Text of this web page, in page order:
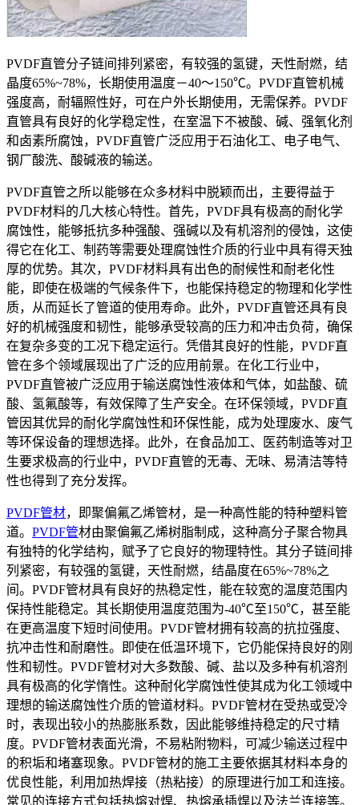
PVDF直管分子链间排列紧密，有较强的氢键，天性耐燃，结
晶度65%~78%，长期使用温度－40～150℃。PVDF直管机械
强度高，耐辐照性好，可在户外长期使用，无需保养。PVDF
直管具有良好的化学稳定性，在室温下不被酸、碱、强氧化剂
和卤素所腐蚀，PVDF直管广泛应用于石油化工、电子电气、
钢厂酸洗、酸碱液的输送。
PVDF直管之所以能够在众多材料中脱颖而出，主要得益于
PVDF材料的几大核心特性。首先，PVDF具有极高的耐化学
腐蚀性，能够抵抗多种强酸、强碱以及有机溶剂的侵蚀，这使
得它在化工、制药等需要处理腐蚀性介质的行业中具有得天独
厚的优势。其次，PVDF材料具有出色的耐候性和耐老化性
能，即使在极端的气候条件下，也能保持稳定的物理和化学性
质，从而延长了管道的使用寿命。此外，PVDF直管还具有良
好的机械强度和韧性，能够承受较高的压力和冲击负荷，确保
在复杂多变的工况下稳定运行。凭借其良好的性能，PVDF直
管在多个领域展现出了广泛的应用前景。在化工行业中，
PVDF直管被广泛应用于输送腐蚀性液体和气体，如盐酸、硫
酸、氢氟酸等，有效保障了生产安全。在环保领域，PVDF直
管因其优异的耐化学腐蚀性和环保性能，成为处理废水、废气
等环保设备的理想选择。此外，在食品加工、医药制造等对卫
生要求极高的行业中，PVDF直管的无毒、无味、易清洁等特
性也得到了充分发挥。
PVDF管材，即聚偏氟乙烯管材，是一种高性能的特种塑料管
道。 PVDF管材由聚偏氟乙烯树脂制成，这种高分子聚合物具
有独特的化学结构，赋予了它良好的物理特性。其分子链间排
列紧密，有较强的氢键，天性耐燃，结晶度在65%~78%之
间。PVDF管材具有良好的热稳定性，能在较宽的温度范围内
保持性能稳定。其长期使用温度范围为-40℃至150℃，甚至能
在更高温度下短时间使用。PVDF管材拥有较高的抗拉强度、
抗冲击性和耐磨性。即使在低温环境下，它仍能保持良好的刚
性和韧性。PVDF管材对大多数酸、碱、盐以及多种有机溶剂
具有极高的化学惰性。这种耐化学腐蚀性使其成为化工领域中
理想的输送腐蚀性介质的管道材料。PVDF管材在受热或受冷
时，表现出较小的热膨胀系数，因此能够维持稳定的尺寸精
度。PVDF管材表面光滑，不易粘附物料，可减少输送过程中
的积垢和堵塞现象。PVDF管材的施工主要依据其材料本身的
优良性能，利用加热焊接（热粘接）的原理进行加工和连接。
常见的连接方式包括热熔对焊、热熔承插焊以及法兰连接等。